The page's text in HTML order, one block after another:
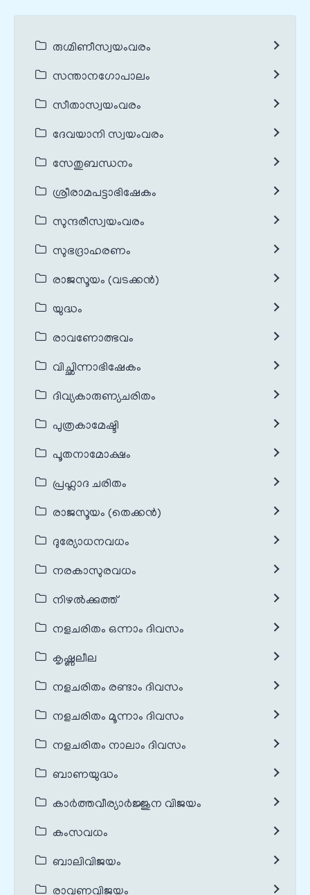
രുഗ്മിണീസ്വയംവരം
സന്താനഗോപാലം
സീതാസ്വയംവരം
ദേവയാനി സ്വയംവരം
സേതുബന്ധനം
ശ്രീരാമപട്ടാഭിഷേകം
സുന്ദരീസ്വയംവരം
സുഭദ്രാഹരണം
രാജസൂയം (വടക്കൻ)
യുദ്ധം
രാവണോത്ഭവം
വിച്ഛിന്നാഭിഷേകം
ദിവ്യകാരുണ്യചരിതം
പുത്രകാമേഷ്ടി
പൂതനാമോക്ഷം
പ്രഹ്ലാദ ചരിതം
രാജസൂയം (തെക്കൻ)
ദുര്യോധനവധം
നരകാസുരവധം
നിഴൽക്കുത്ത്
നളചരിതം ഒന്നാം ദിവസം
കൃഷ്ണലീല
നളചരിതം രണ്ടാം ദിവസം
നളചരിതം മൂന്നാം ദിവസം
നളചരിതം നാലാം ദിവസം
ബാണയുദ്ധം
കാർത്തവീര്യാർജ്ജുന വിജയം
കംസവധം
ബാലിവിജയം
രാവണവിജയം